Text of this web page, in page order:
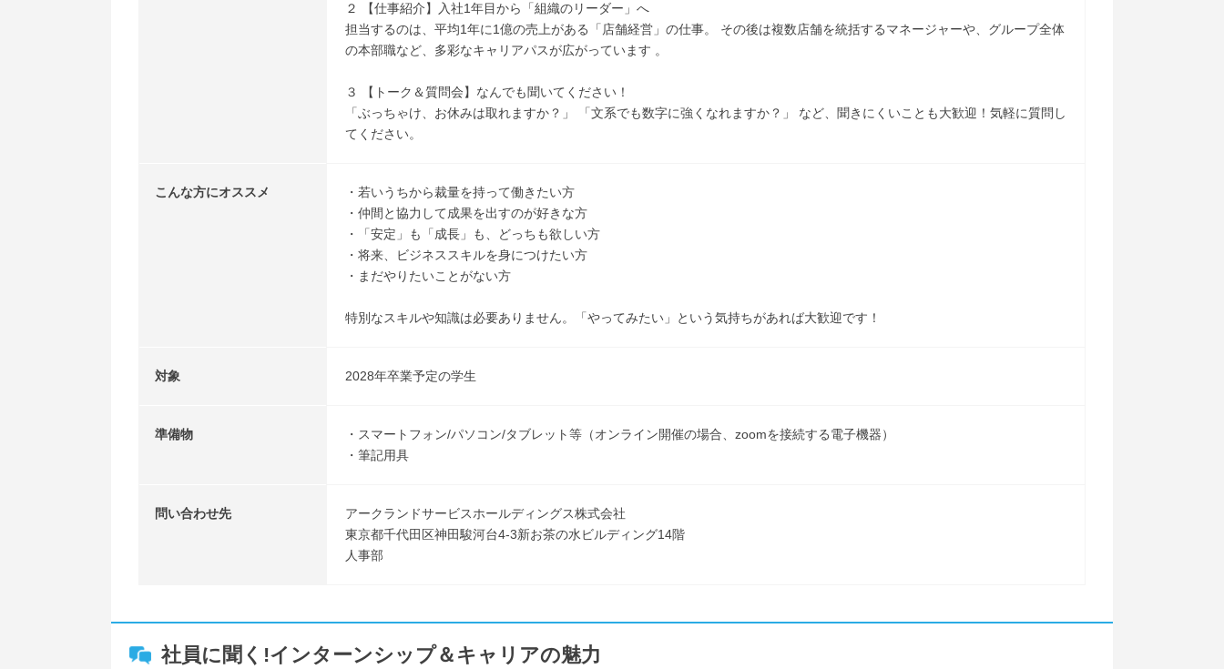
２ 【仕事紹介】入社1年目から「組織のリーダー」へ
担当するのは、平均1年に1億の売上がある「店舗経営」の仕事。 その後は複数店舗を統括するマネージャーや、グループ全体
の本部職など、多彩なキャリアパスが広がっています 。
３ 【トーク＆質問会】なんでも聞いてください！
「ぶっちゃけ、お休みは取れますか？」 「文系でも数字に強くなれますか？」 など、聞きにくいことも大歓迎！気軽に質問し
てください。
こんな方にオススメ
・若いうちから裁量を持って働きたい方
・仲間と協力して成果を出すのが好きな方
・「安定」も「成長」も、どっちも欲しい方
・将来、ビジネススキルを身につけたい方
・まだやりたいことがない方
特別なスキルや知識は必要ありません。「やってみたい」という気持ちがあれば大歓迎です！
対象 2028年卒業予定の学生
準備物
・スマートフォン/パソコン/タブレット等（オンライン開催の場合、zoomを接続する電子機器）
・筆記用具
問い合わせ先
アークランドサービスホールディングス株式会社
東京都千代田区神田駿河台4-3新お茶の水ビルディング14階
人事部
社員に聞く!インターンシップ＆キャリアの魅力